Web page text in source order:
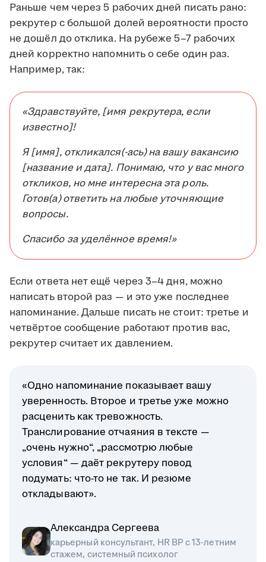
Раньше чем через 5 рабочих дней писать рано:
рекрутер с большой долей вероятности просто
не дошёл до отклика. На рубеже 5–7 рабочих
дней корректно напомнить о себе один раз.
Например, так:
«Здравствуйте, [имя рекрутера, если
известно]!
Я [имя], откликался(-ась) на вашу вакансию
[название и дата]. Понимаю, что у вас много
откликов, но мне интересна эта роль.
Готов(а) ответить на любые уточняющие
вопросы.
Спасибо за уделённое время!»
Если ответа нет ещё через 3–4 дня, можно
написать второй раз — и это уже последнее
напоминание. Дальше писать не стоит: третье и
четвёртое сообщение работают против вас,
рекрутер считает их давлением.
«Одно напоминание показывает вашу
уверенность. Второе и третье уже можно
расценить как тревожность.
Транслирование отчаяния в тексте —
„очень нужно“, „рассмотрю любые
условия“ — даёт рекрутеру повод
подумать: что-то не так. И резюме
откладывают».
Александра Сергеева
карьерный консультант, HR BP с 13-летним
стажем, системный психолог